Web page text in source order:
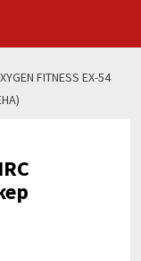
FITNESS EX-54